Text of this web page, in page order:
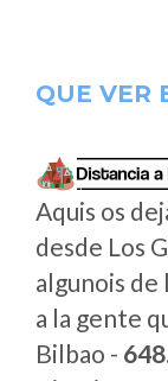
QUE VER
Aquis os
desde Los
algunois de
a la gente
Bilbao -